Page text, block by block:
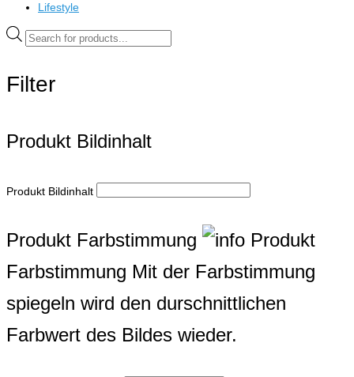
Lifestyle
Products
search
Filter
Produkt Bildinhalt
Produkt Bildinhalt
Produkt Farbstimmung
Produkt
Farbstimmung Mit der Farbstimmung
spiegeln wird den durschnittlichen
Farbwert des Bildes wieder.